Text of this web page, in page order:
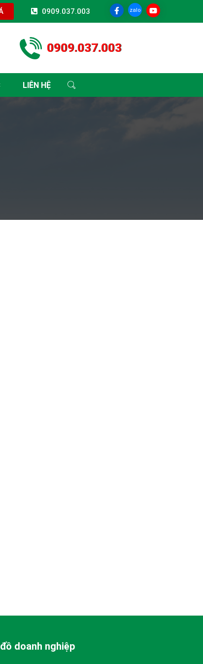
0909.037.003 zalo
0909.037.003
LIÊN HỆ
doanh nghiệp